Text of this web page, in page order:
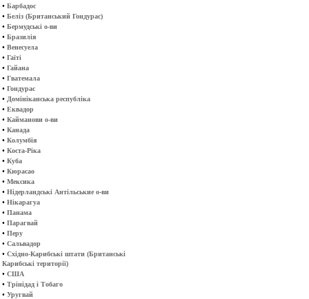
• Барбадос
• Беліз (Британський Гондурас)
• Бермудські о-ви
• Бразилія
• Венесуела
• Гаїті
• Гайана
• Гватемала
• Гондурас
• Домініканська республіка
• Еквадор
• Кайманови о-ви
• Канада
• Колумбія
• Коста-Ріка
• Куба
• Кюрасао
• Мексика
• Нідерландські Антільськие о-ви
• Нікарагуа
• Панама
• Парагвай
• Перу
• Сальвадор
• Східно-Карибські штати (Британські
Карибські території)
• США
• Трінідад і Тобаго
• Уругвай